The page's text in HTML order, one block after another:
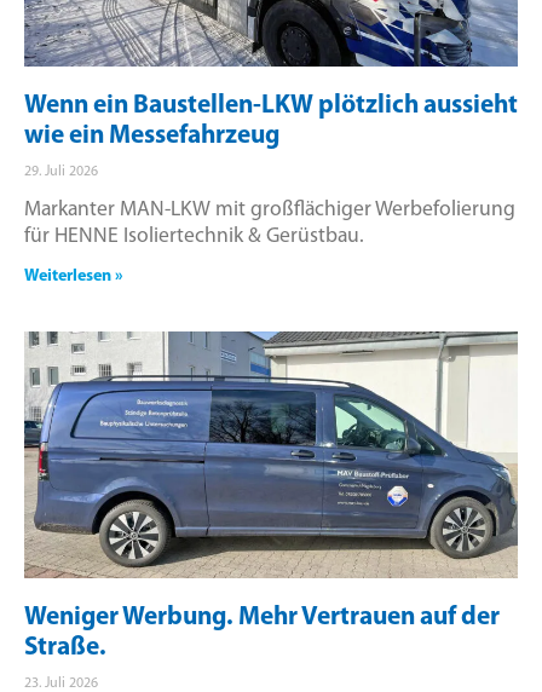
Wenn ein Baustellen-LKW plötzlich aussieht
wie ein Messefahrzeug
29. Juli 2026
Markanter MAN-LKW mit großflächiger Werbefolierung
für HENNE Isoliertechnik & Gerüstbau.
Weiterlesen »
Weniger Werbung. Mehr Vertrauen auf der
Straße.
23. Juli 2026